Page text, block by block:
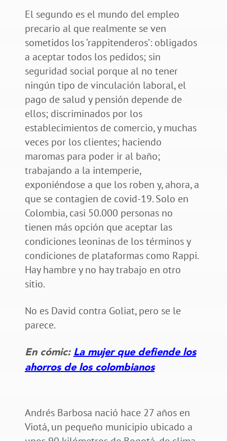
El segundo es el mundo del empleo
precario al que realmente se ven
sometidos los ‘rappitenderos’: obligados
a aceptar todos los pedidos; sin
seguridad social porque al no tener
ningún tipo de vinculación laboral, el
pago de salud y pensión depende de
ellos; discriminados por los
establecimientos de comercio, y muchas
veces por los clientes; haciendo
maromas para poder ir al baño;
trabajando a la intemperie,
exponiéndose a que los roben y, ahora, a
que se contagien de covid-19. Solo en
Colombia, casi 50.000 personas no
tienen más opción que aceptar las
condiciones leoninas de los términos y
condiciones de plataformas como Rappi.
Hay hambre y no hay trabajo en otro
sitio.
No es David contra Goliat, pero se le
parece.
En cómic: La mujer que defiende los
ahorros de los colombianos
Andrés Barbosa nació hace 27 años en
Viotá, un pequeño municipio ubicado a